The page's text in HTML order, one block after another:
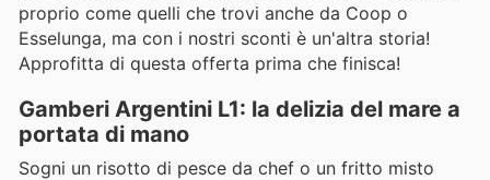
proprio come quelli che trovi anche da Coop o
Esselunga, ma con i nostri sconti è un'altra storia!
Approfitta di questa offerta prima che finisca!
Gamberi Argentini L1: la delizia del mare a
portata di mano
Sogni un risotto di pesce da chef o un fritto misto